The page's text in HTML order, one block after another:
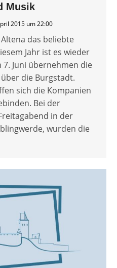
Musik
2015 um 22:00
das beliebte
Jahr ist es wieder
7. Juni übernehmen die
die Burgstadt.
sich die Kompanien
Bei der
in der
wurden die